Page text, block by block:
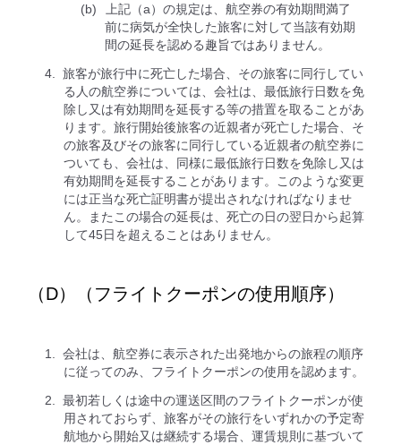
上記（a）の規定は、航空券の有効期間満了
前に病気が全快した旅客に対して当該有効期
間の延長を認める趣旨ではありません。
旅客が旅行中に死亡した場合、その旅客に同行してい
る人の航空券については、会社は、最低旅行日数を免
除し又は有効期間を延長する等の措置を取ることがあ
ります。旅行開始後旅客の近親者が死亡した場合、そ
の旅客及びその旅客に同行している近親者の航空券に
ついても、会社は、同様に最低旅行日数を免除し又は
有効期間を延長することがあります。このような変更
には正当な死亡証明書が提出されなければなりませ
ん。またこの場合の延長は、死亡の日の翌日から起算
して45日を超えることはありません。
（D）（フライトクーポンの使用順序）
会社は、航空券に表示された出発地からの旅程の順序
に従ってのみ、フライトクーポンの使用を認めます。
最初若しくは途中の運送区間のフライトクーポンが使
用されておらず、旅客がその旅行をいずれかの予定寄
航地から開始又は継続する場合、運賃規則に基づいて